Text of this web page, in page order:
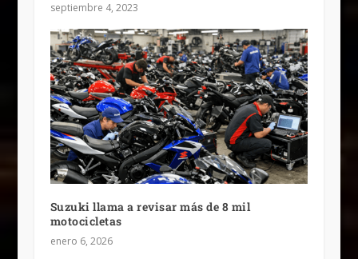
septiembre 4, 2023
Suzuki llama a revisar más de 8 mil
motocicletas
enero 6, 2026